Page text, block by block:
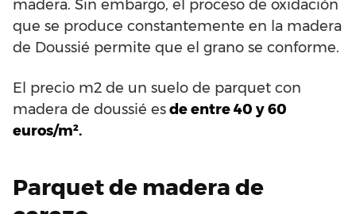
madera. Sin embargo, el proceso de oxidación
que se produce constantemente en la madera
de Doussié permite que el grano se conforme.
El precio m2 de un suelo de parquet con
madera de doussié esde entre 40 y 60
euros/m².
Parquet de madera de